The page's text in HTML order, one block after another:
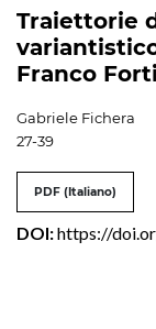
Traiettorie
Franco
Gabriele Fichera
27-39
PDF (Italiano)
DOI:https://